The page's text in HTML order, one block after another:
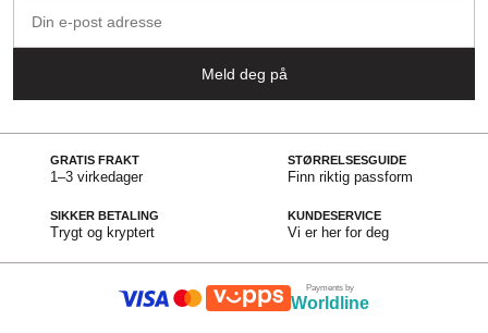
post
Meld deg på
GRATIS FRAKT
1–3 virkedager
STØRRELSESGUIDE
Finn riktig passform
SIKKER BETALING
Trygt og kryptert
KUNDESERVICE
Vi er her for deg
Payments by
Worldline